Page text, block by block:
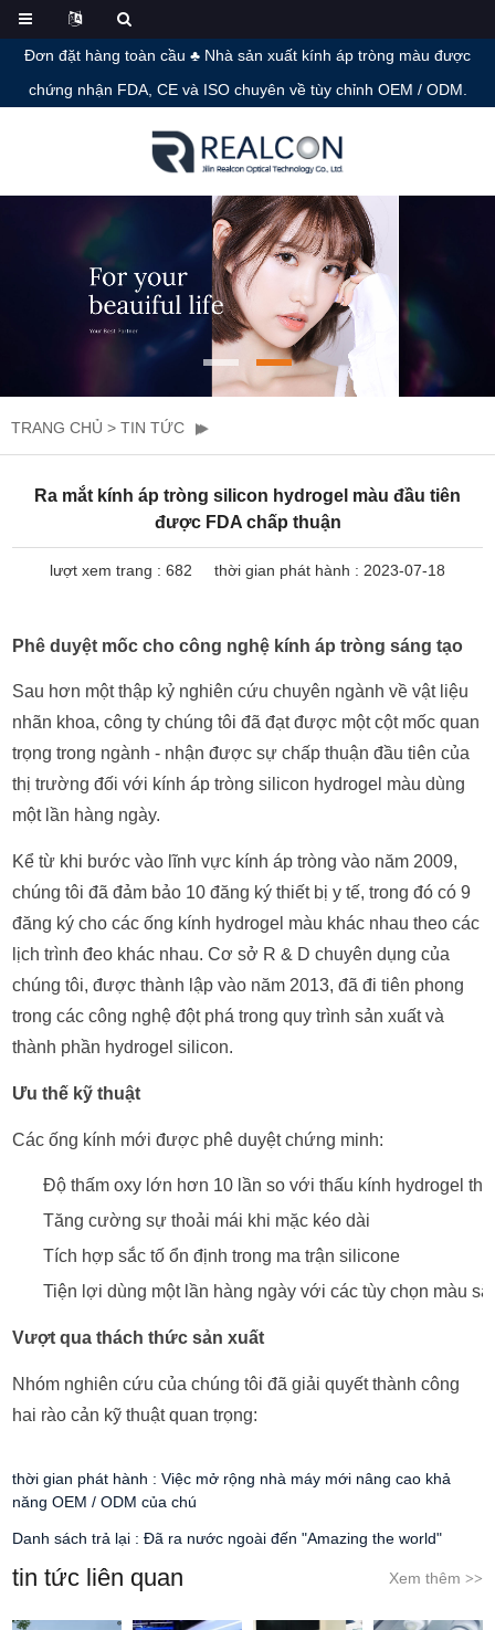
Đơn đặt hàng toàn cầu ♣ Nhà sản xuất kính áp tròng màu được
chứng nhận FDA, CE và ISO chuyên về tùy chỉnh OEM / ODM.
TRANG CHỦ > TIN TỨC
Ra mắt kính áp tròng silicon hydrogel màu đầu tiên
được FDA chấp thuận
lượt xem trang : 682 thời gian phát hành : 2023-07-18
Phê duyệt mốc cho công nghệ kính áp tròng sáng tạo
Sau hơn một thập kỷ nghiên cứu chuyên ngành về vật liệu
nhãn khoa, công ty chúng tôi đã đạt được một cột mốc quan
trọng trong ngành - nhận được sự chấp thuận đầu tiên của
thị trường đối với kính áp tròng silicon hydrogel màu dùng
một lần hàng ngày.
Kể từ khi bước vào lĩnh vực kính áp tròng vào năm 2009,
chúng tôi đã đảm bảo 10 đăng ký thiết bị y tế, trong đó có 9
đăng ký cho các ống kính hydrogel màu khác nhau theo các
lịch trình đeo khác nhau. Cơ sở R & D chuyên dụng của
chúng tôi, được thành lập vào năm 2013, đã đi tiên phong
trong các công nghệ đột phá trong quy trình sản xuất và
thành phần hydrogel silicon.
Ưu thế kỹ thuật
Các ống kính mới được phê duyệt chứng minh:
Độ thấm oxy lớn hơn 10 lần so với thấu kính hydrogel
Tăng cường sự thoải mái khi mặc kéo dài
Tích hợp sắc tố ổn định trong ma trận silicone
Tiện lợi dùng một lần hàng ngày với các tùy chọn màu
Vượt qua thách thức sản xuất
Nhóm nghiên cứu của chúng tôi đã giải quyết thành công
hai rào cản kỹ thuật quan trọng:
thời gian phát hành :Việc mở rộng nhà máy mới nâng cao khả
năng OEM / ODM của chú
Danh sách trả lại :Đã ra nước ngoài đến "Amazing the world"
tin tức liên quan Xem thêm >>